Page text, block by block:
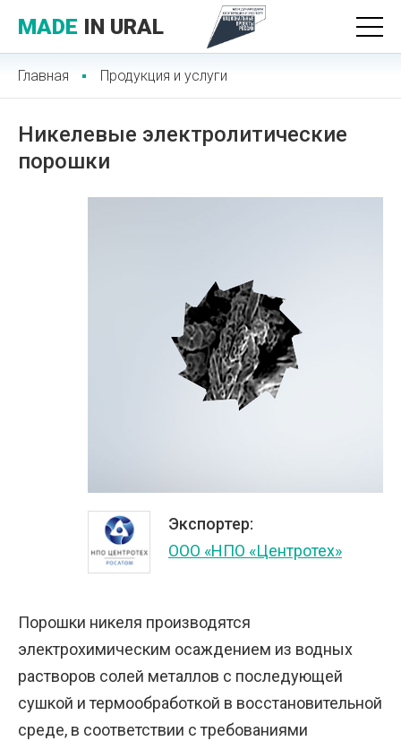
MADE IN URAL
Главная Продукция и услуги
Никелевые электролитические
порошки
Экспортер:
ООО «НПО «Центротех»
Порошки никеля производятся
электрохимическим осаждением из водных
растворов солей металлов с последующей
сушкой и термообработкой в восстановительной
среде, в соответствии с требованиями